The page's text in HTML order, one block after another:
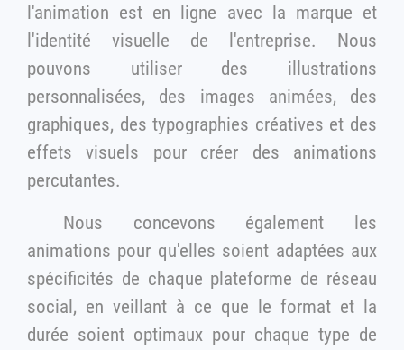
l'animation est en ligne avec la marque et
l'identité visuelle de l'entreprise. Nous
pouvons utiliser des illustrations
personnalisées, des images animées, des
graphiques, des typographies créatives et des
effets visuels pour créer des animations
percutantes.
Nous concevons également les
animations pour qu'elles soient adaptées aux
spécificités de chaque plateforme de réseau
social, en veillant à ce que le format et la
durée soient optimaux pour chaque type de